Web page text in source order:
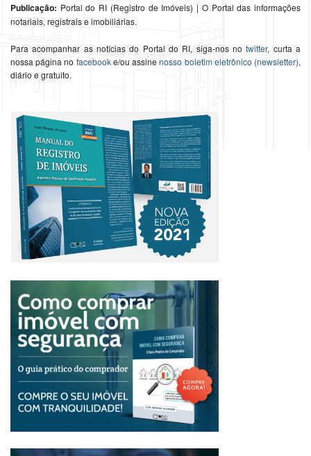
Publicação: Portal do RI (Registro de Imóveis) | O Portal das informações
notariais, registrais e imobiliárias.
Para acompanhar as notícias do Portal do RI, siga-nos notwitter, curta a
nossa página no facebooke/ou assinenosso boletim eletrônico (newsletter),
diário e gratuito.